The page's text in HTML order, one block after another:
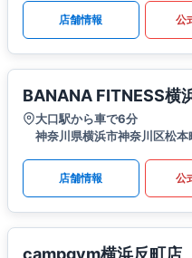
店舗情報 公
BANANA FITNESS横
大口駅から車で6分
神奈川県横浜市神奈川区松
店舗情報 公